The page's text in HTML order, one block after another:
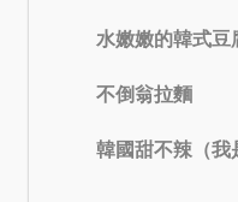
水嫩嫩的韓式豆
不倒翁拉麵
韓國甜不辣（我